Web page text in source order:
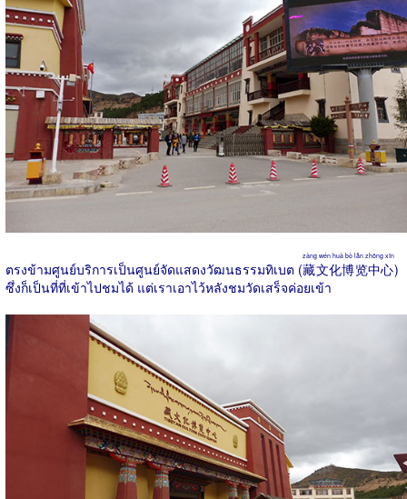
ตรงข้ามศูนย์บริการเป็นศูนย์จัดแสดงวัฒนธรรมทิเบต (藏文化博览中心
zàng wén huà bò lǎn zhōng xīn
)
ซึ่งก็เป็นที่ที่เข้าไปชมได้ แต่เราเอาไว้หลังชมวัดเสร็จค่อยเข้า